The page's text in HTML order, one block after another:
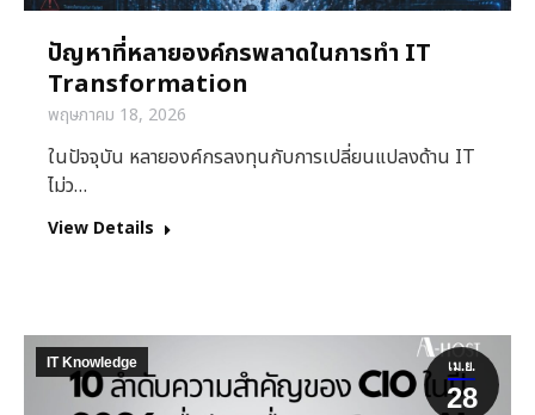
ปัญหาที่หลายองค์กรพลาดในการทำ IT
Transformation
พฤษภาคม 18, 2026
ในปัจจุบัน หลายองค์กรลงทุนกับการเปลี่ยนแปลงด้าน IT
ไม่ว…
View Details
เม.ย.
28
IT Knowledge